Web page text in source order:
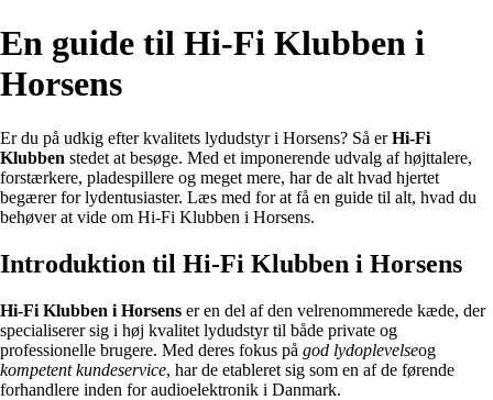
En guide til Hi-Fi Klubben i
Horsens
Er du på udkig efter kvalitets lydudstyr i Horsens? Så erHi-Fi
Klubben stedet at besøge. Med et imponerende udvalg af højttalere,
forstærkere, pladespillere og meget mere, har de alt hvad hjertet
begærer for lydentusiaster. Læs med for at få en guide til alt, hvad du
behøver at vide om Hi-Fi Klubben i Horsens.
Introduktion til Hi-Fi Klubben i Horsens
Hi-Fi Klubben i Horsens er en del af den velrenommerede kæde, der
specialiserer sig i høj kvalitet lydudstyr til både private og
professionelle brugere. Med deres fokus på god lydoplevelseog
kompetent kundeservice, har de etableret sig som en af de førende
forhandlere inden for audioelektronik i Danmark.